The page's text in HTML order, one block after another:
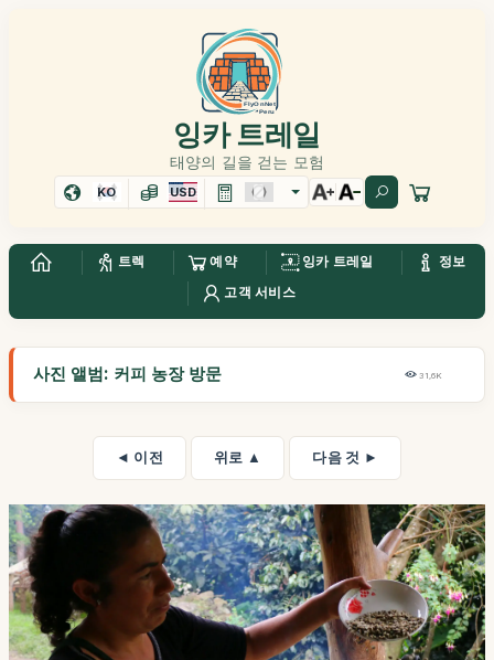
잉카 트레일
태양의 길을 걷는 모험
KO USD
트렉 예약 잉카 트레일
정보
고객 서비스
사진 앨범: 커피 농장 방문 31,6K
◄ 이전 위로 ▲ 다음 것 ►